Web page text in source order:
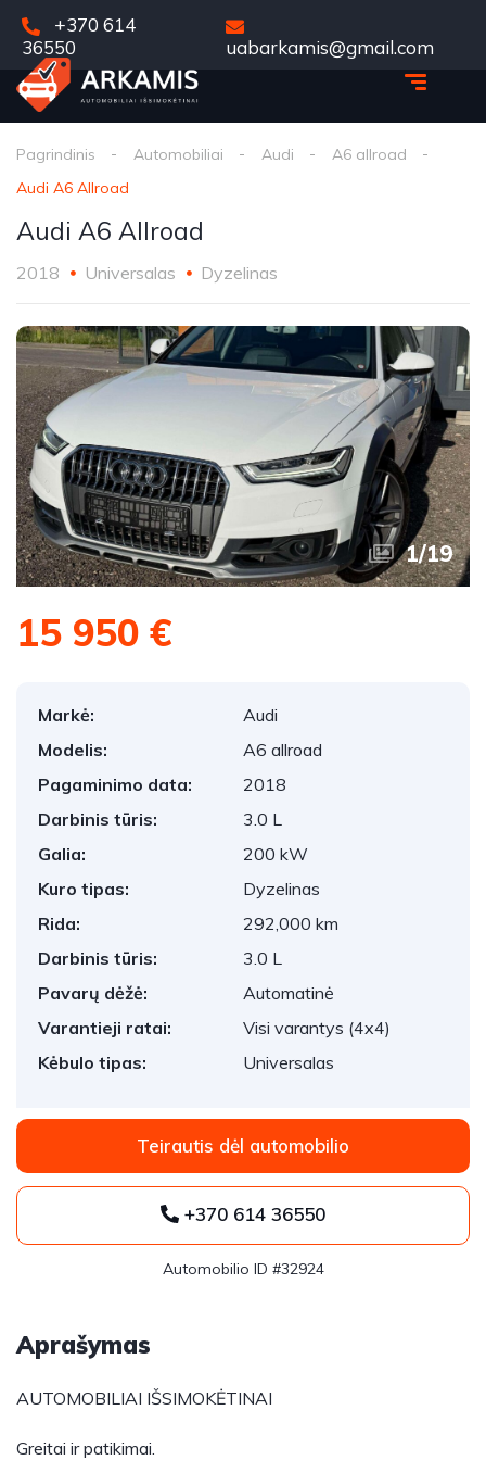
+370 614
36550
uabarkamis@gmail.com
Pagrindinis Automobiliai Audi
A6 allroad
Audi A6 Allroad
Audi A6 Allroad
2018 Universalas Dyzelinas
1/19
15 950 €
Markė:
Audi
Modelis:
A6 allroad
Pagaminimo data:
2018
Darbinis tūris:
3.0 L
Galia:
200 kW
Kuro tipas:
Dyzelinas
Rida:
292,000 km
Darbinis tūris:
3.0 L
Pavarų dėžė:
Automatinė
Varantieji ratai:
Visi varantys (4x4)
Kėbulo tipas:
Universalas
Teirautis dėl automobilio
+370 614 36550
Automobilio ID #32924
Aprašymas
AUTOMOBILIAI IŠSIMOKĖTINAI
Greitai ir patikimai.